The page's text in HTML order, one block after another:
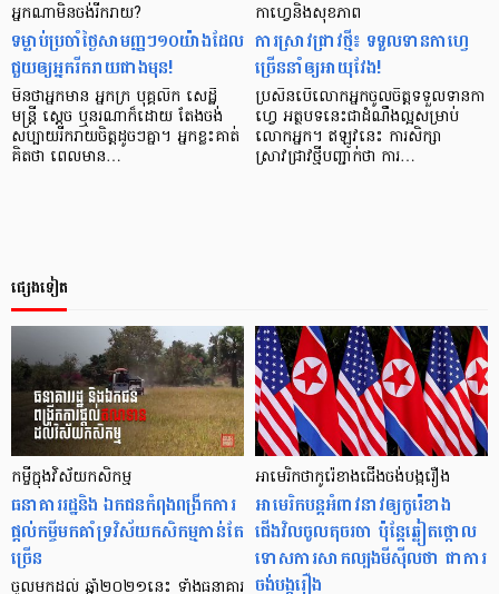
អ្នក​ណា​មិន​ចង់​រីករាយ?
ទម្លាប់​ប្រចាំ​ថ្ងៃ​សាមញ្ញៗ​១០​យ៉ាង​ដែល​
ជួយ​ឲ្យ​អ្នក​រីករាយ​ជាង​មុន!
មិន​ថា​អ្នក​មាន អ្នកក្រ បុគ្គលិក សេដ្ឋី
មន្រ្តី ស្តេច ឬ​នរណា​ក៏​ដោយ​ តែង​ចង់​
សប្បាយ​រីករាយ​ចិត្ត​ដូចៗ​គ្នា។ អ្នក​ខ្លះ​គាត់​
គិត​ថា ពេល​មាន…
កាហ្វេ​និង​សុខភាព
ការស្រាវជ្រាវថ្មី៖ ទទួល​ទាន​កាហ្វេ​
ច្រើន​នាំ​ឲ្យ​អាយុវែង!
ប្រសិន​បើ​លោក​អ្នក​ចូលចិត្ត​ទទួល​ទាន​កា
ហ្វេ​ អត្ថបទ​នេះ​ជា​ដំណឹង​ល្អ​សម្រាប់​
លោក​អ្នក។ ឥឡូវ​នេះ ការសិក្សា​
ស្រាវជ្រាវ​ថ្មី​បញ្ជាក់​ថា ការ​…
ផ្សេងទៀត
កម្ចីក្នុងវិស័យកសិកម្ម
ធនាគាររដ្ឋនិង ឯកជនកំពុងពង្រីកការ
ផ្ដល់កម្ចីមកគាំទ្រវិស័យកសិកម្មកាន់តែ
ច្រើន
ចូលមកដល់ ឆ្នាំ២០២១នេះ ទាំងធនាគារ
អាមេរិកថាកូរ៉េខាងជើងចង់បង្ករឿង
អាមេរិកបន្តអំពាវនាវឲ្យកូរ៉េខាង
ជើងវិលចូលតុចរចា ប៉ុន្ដែឆ្លៀតថ្កោល
ទោសការសាកល្បងមីស៊ីលថា ជាការ
ចង់បង្ករឿង